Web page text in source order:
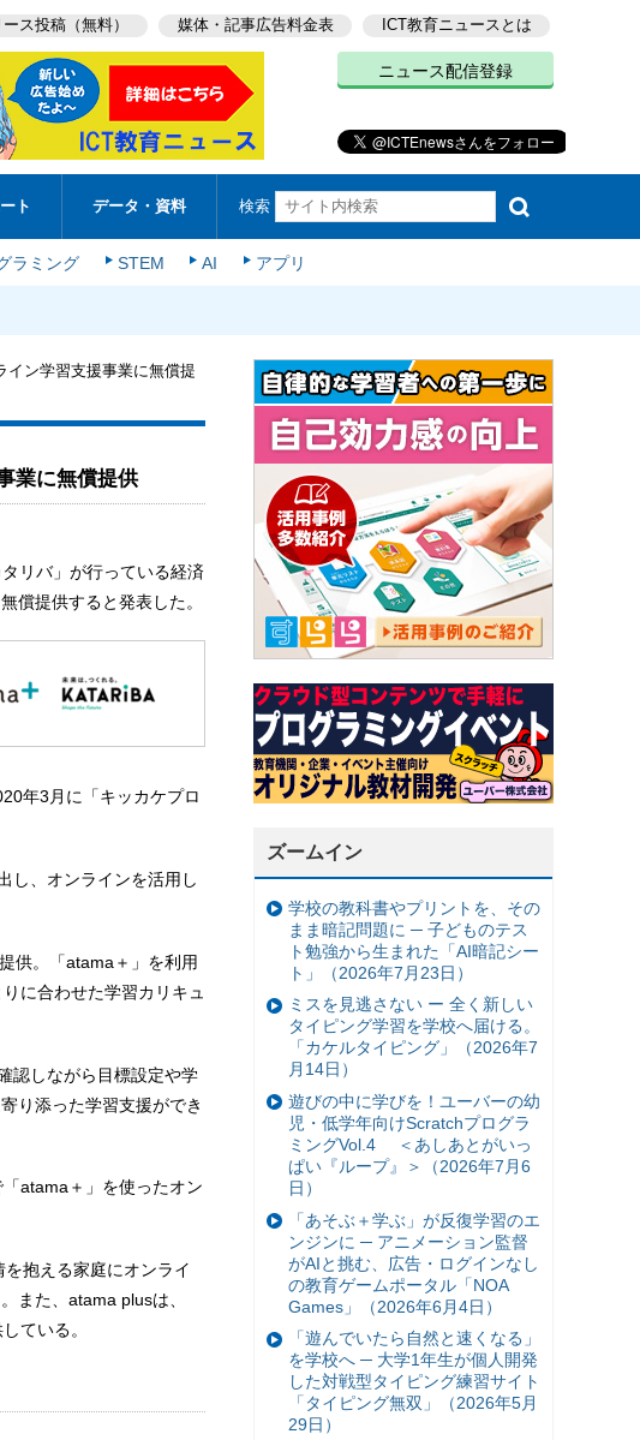
ス投稿（無料） 媒体・記事広告料金表 ICT教育ニュースとは
ニュース配信登録
ト データ・資料 検索
ラミング STEM AI アプリ
イン学習支援事業に無償提
業に無償提供
リバ」が行っている経済
償提供すると発表した。
年3月に「キッカケプロ
し、オンラインを活用し
供。「atama＋」を利用
に合わせた学習カリキュ
認しながら目標設定や学
り添った学習支援ができ
atama＋」を使ったオン
抱える家庭にオンライ
また、atama plusは、
ている。
ズームイン
学校の教科書やプリントを、その
まま暗記問題に ─ 子どものテス
ト勉強から生まれた「AI暗記シー
ト」（2026年7月23日）
ミスを見逃さない ー 全く新しい
タイピング学習を学校へ届ける。
「カケルタイピング」（2026年7
月14日）
遊びの中に学びを！ユーバーの幼
児・低学年向けScratchプログラ
ミングVol.4 ＜あしあとがいっ
ぱい『ループ』＞（2026年7月6
日）
「あそぶ＋学ぶ」が反復学習のエ
ンジンに ─ アニメーション監督
がAIと挑む、広告・ログインなし
の教育ゲームポータル「NOA
Games」（2026年6月4日）
「遊んでいたら自然と速くなる」
を学校へ ─ 大学1年生が個人開発
した対戦型タイピング練習サイト
「タイピング無双」（2026年5月
29日）